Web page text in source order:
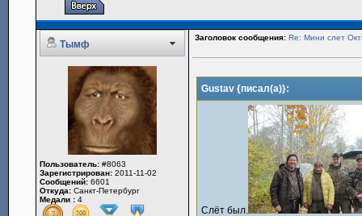
Тымф
Заголовок сообщения: Re: Мини слет
Пользователь: #8063
Зарегистрирован: 2011-11-02
Сообщений: 6601
Откуда: Санкт-Петербург
Медали : 4
Gustav {писал(а)}:
Слёт был.